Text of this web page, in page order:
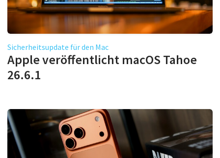
Sicherheitsupdate für den Mac
Apple veröffentlicht macOS Tahoe
26.6.1